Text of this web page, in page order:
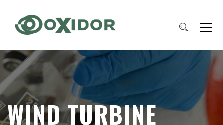
WIND TURBINE